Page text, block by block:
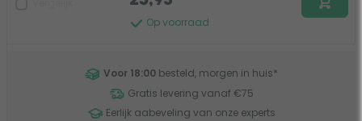
Op voorraad
Voor 18:00 besteld, morgen in huis*
Gratis levering vanaf €75
Eerlijk aabeveling van onze experts